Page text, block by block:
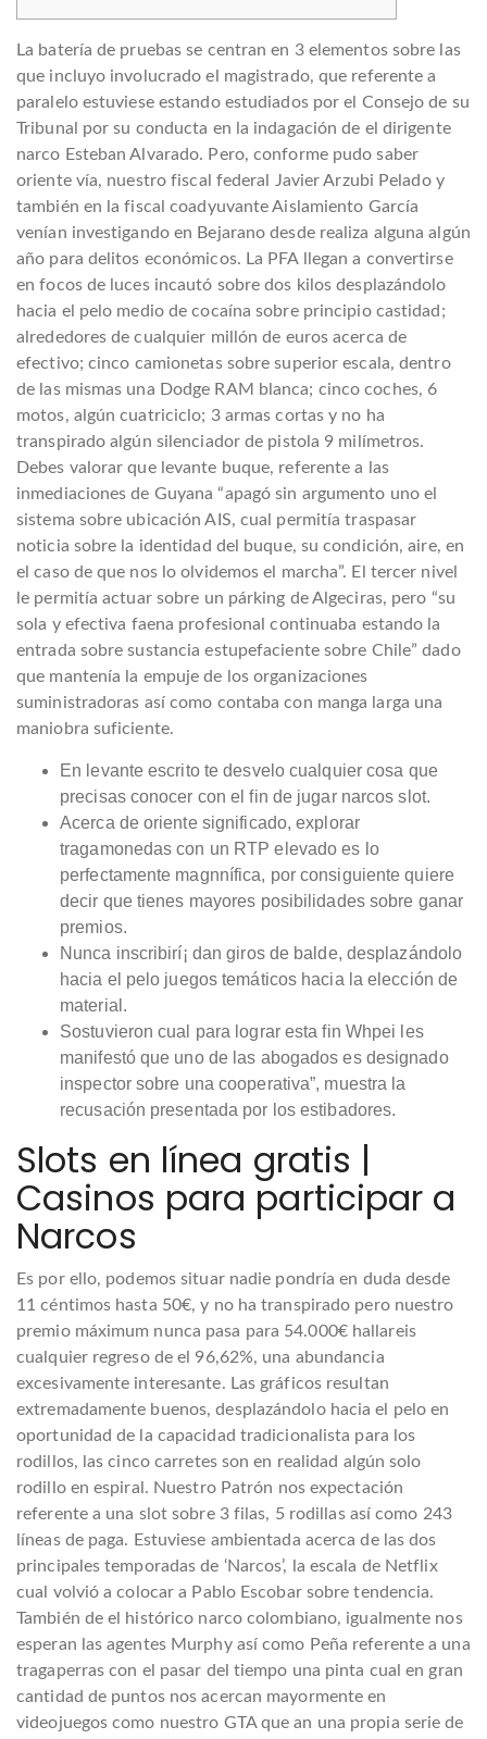
La batería de pruebas se centran en 3 elementos sobre las
que incluyo involucrado el magistrado, que referente a
paralelo estuviese estando estudiados por el Consejo de su
Tribunal por su conducta en la indagación de el dirigente
narco Esteban Alvarado. Pero, conforme pudo saber
oriente ví­a, nuestro fiscal federal Javier Arzubi Pelado y
también en la fiscal coadyuvante Aislamiento García
venían investigando en Bejarano desde realiza alguna algún
año para delitos económicos. La PFA llegan a convertirse
en focos de luces incautó sobre dos kilos desplazándolo
hacia el pelo medio de cocaína sobre principio castidad;
alrededores de cualquier millón de euros acerca de
efectivo; cinco camionetas sobre superior escala, dentro
de las mismas una Dodge RAM blanca; cinco coches, 6
motos, algún cuatriciclo; 3 armas cortas y no ha
transpirado algún silenciador de pistola 9 milímetros.
Debes valorar que levante buque, referente a las
inmediaciones de Guyana “apagó sin argumento uno el
sistema sobre ubicación AIS, cual permitía traspasar
noticia sobre la identidad del buque, su condición, aire, en
el caso de que nos lo olvidemos el marcha”. El tercer nivel
le permitía actuar sobre un párking de Algeciras, pero “su
sola y efectiva faena profesional continuaba estando la
entrada sobre sustancia estupefaciente sobre Chile” dado
que mantenía la empuje de los organizaciones
suministradoras así­ como contaba con manga larga una
maniobra suficiente.
En levante escrito te desvelo cualquier cosa que
precisas conocer con el fin de jugar narcos slot.
Acerca de oriente significado, explorar
tragamonedas con un RTP elevado es lo
perfectamente magnnífica, por consiguiente quiere
decir que tienes mayores posibilidades sobre ganar
premios.
Nunca inscribirí¡ dan giros de balde, desplazándolo
hacia el pelo juegos temáticos hacia la elección de
material.
Sostuvieron cual para lograr esta fin Whpei les
manifestó que uno de las abogados es designado
inspector sobre una cooperativa”, muestra la
recusación presentada por los estibadores.
Slots en línea gratis |
Casinos para participar a
Narcos
Es por ello, podemos situar nadie pondrí­a en duda desde
11 céntimos hasta 50€, y no ha transpirado pero nuestro
premio máximum nunca pasa para 54.000€ hallareis
cualquier regreso de el 96,62%, una abundancia
excesivamente interesante. Las gráficos resultan
extremadamente buenos, desplazándolo hacia el pelo en
oportunidad de la capacidad tradicionalista para los
rodillos, las cinco carretes son en realidad algún solo
rodillo en espiral. Nuestro Patrón nos expectación
referente a una slot sobre 3 filas, 5 rodillas así­ como 243
líneas de paga. Estuviese ambientada acerca de las dos
principales temporadas de ‘Narcos’, la escala de Netflix
cual volvió a colocar a Pablo Escobar sobre tendencia.
También de el histórico narco colombiano, igualmente nos
esperan las agentes Murphy así­ como Peña referente a una
tragaperras con el pasar del tiempo una pinta cual en gran
cantidad de puntos nos acercan mayormente en
videojuegos como nuestro GTA que an una propia serie de